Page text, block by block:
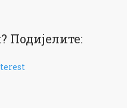
Подијелите: